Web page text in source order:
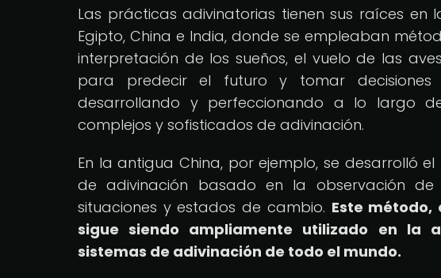
Las prácticas adivinatorias tienen sus raíces en
Egipto, China e India, donde se empleaban
interpretación de los sueños, el vuelo de las
para predecir el futuro y tomar decisiones
desarrollando y perfeccionando a lo largo
complejos y sofisticados de adivinación.
En la antigua China, por ejemplo, se desarrolló
de adivinación basado en la observación de
situaciones y estados de cambio. Este
sigue siendo ampliamente utilizado en la
sistemas de adivinación de todo el mundo.